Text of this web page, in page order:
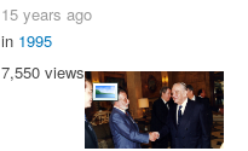
15 years ago
in 1995
7,550 views